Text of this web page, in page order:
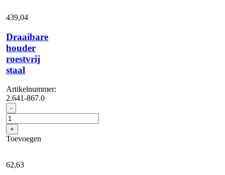
439,04
Draaibare
houder
roestvrij
staal
Artikelnummer:
2.641-867.0
- Draaibare
houder
roestvrij
staal
aantal
+
Toevoegen
62,63